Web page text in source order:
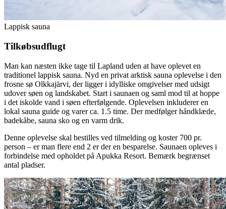
Lappisk sauna
Tilkøbsudflugt
Man kan næsten ikke tage til Lapland uden at have oplevet en
traditionel lappisk sauna. Nyd en privat arktisk sauna oplevelse i den
frosne sø Olkkajärvi, der ligger i idylliske omgivelser med udsigt
udover søen og landskabet. Start i saunaen og saml mod til at hoppe
i det iskolde vand i søen efterfølgende. Oplevelsen inkluderer en
lokal sauna guide og varer ca. 1.5 time. Der medfølger håndklæde,
badekåbe, sauna sko og en varm drik.
Denne oplevelse skal bestilles ved tilmelding og koster 700 pr.
person – er man flere end 2 er der en besparelse. Saunaen opleves i
forbindelse med opholdet på Apukka Resort. Bemærk begrænset
antal pladser.